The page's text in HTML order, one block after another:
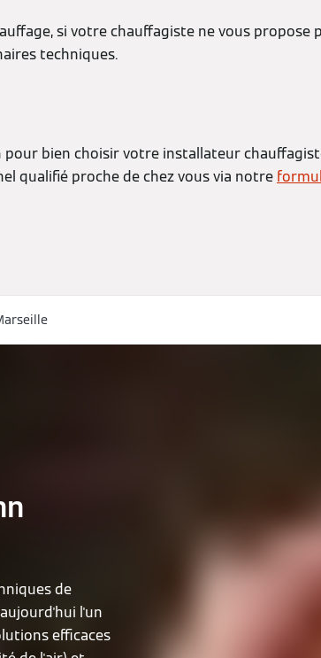
si votre chauffagiste ne vous
techniques.
pour bien choisir votre installateur
qualifié proche de chez vous via notre
de
l'un
efficaces